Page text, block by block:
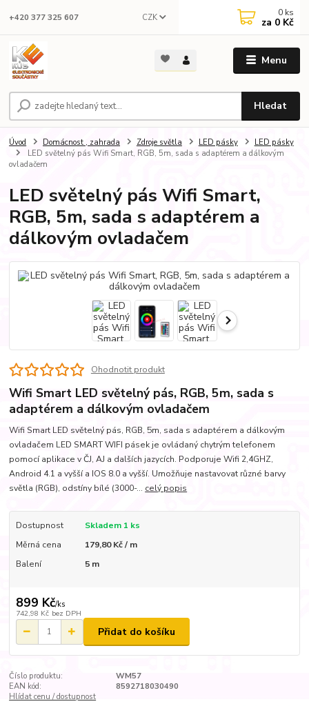
Menu
CZK
Hledat
+420 377 325 607 0 ks
za 0 Kč
Úvod Domácnost , zahrada Zdroje světla LED pásky
LED pásky
LED světelný pás Wifi Smart, RGB, 5m, sada s adaptérem a dálkovým
ovladačem
LED světelný pás Wifi Smart,
RGB, 5m, sada s adaptérem a
dálkovým ovladačem
Ohodnotit produkt
Wifi Smart LED světelný pás, RGB, 5m, sada s
adaptérem a dálkovým ovladačem
Wifi Smart LED světelný pás, RGB, 5m, sada s adaptérem a dálkovým
ovladačem LED SMART WIFI pásek je ovládaný chytrým telefonem
pomocí aplikace v ČJ, AJ a dalších jazycích. Podporuje Wifi 2,4GHZ,
Android 4.1 a vyšší a IOS 8.0 a vyšší. Umožňuje nastavovat různé barvy
světla (RGB), odstíny bílé (3000-... celý popis
Dostupnost
Skladem 1 ks
Měrná cena
179,80 Kč / m
Balení
5 m
899 Kč/ks
742,98 Kč bez DPH
Přidat do košíku
Číslo produktu:
WM57
EAN kód:
8592718030490
Hlídat cenu / dostupnost